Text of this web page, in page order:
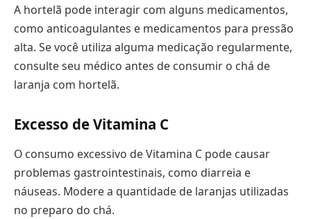
A hortelã pode interagir com alguns medicamentos,
como anticoagulantes e medicamentos para pressão
alta. Se você utiliza alguma medicação regularmente,
consulte seu médico antes de consumir o chá de
laranja com hortelã.
Excesso de Vitamina C
O consumo excessivo de Vitamina C pode causar
problemas gastrointestinais, como diarreia e
náuseas. Modere a quantidade de laranjas utilizadas
no preparo do chá.